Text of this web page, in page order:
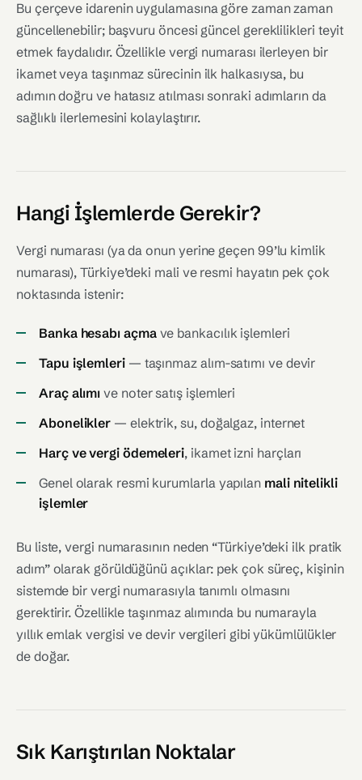
Bu çerçeve idarenin uygulamasına göre zaman zaman
güncellenebilir; başvuru öncesi güncel gereklilikleri teyit
etmek faydalıdır. Özellikle vergi numarası ilerleyen bir
ikamet veya taşınmaz sürecinin ilk halkasıysa, bu
adımın doğru ve hatasız atılması sonraki adımların da
sağlıklı ilerlemesini kolaylaştırır.
Hangi İşlemlerde Gerekir?
Vergi numarası (ya da onun yerine geçen 99’lu kimlik
numarası), Türkiye’deki mali ve resmi hayatın pek çok
noktasında istenir:
Banka hesabı açmave bankacılık işlemleri
Tapu işlemleri— taşınmaz alım-satımı ve devir
Araç alımı ve noter satış işlemleri
Abonelikler — elektrik, su, doğalgaz, internet
Harç ve vergi ödemeleri, ikamet izni harçları
Genel olarak resmi kurumlarla yapılan mali nitelikli
işlemler
Bu liste, vergi numarasının neden “Türkiye’deki ilk pratik
adım” olarak görüldüğünü açıklar: pek çok süreç, kişinin
sistemde bir vergi numarasıyla tanımlı olmasını
gerektirir. Özellikle taşınmaz alımında bu numarayla
yıllık emlak vergisi ve devir vergileri gibi yükümlülükler
de doğar.
Sık Karıştırılan Noktalar